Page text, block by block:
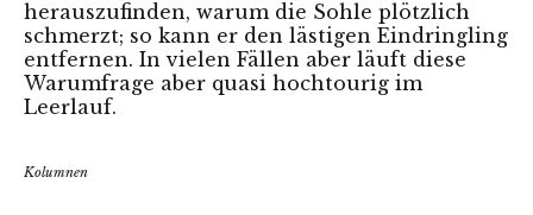
herauszufinden, warum die Sohle plötzlich
schmerzt; so kann er den lästigen Eindringling
entfernen. In vielen Fällen aber läuft diese
Warumfrage aber quasi hochtourig im
Leerlauf.
Kolumnen